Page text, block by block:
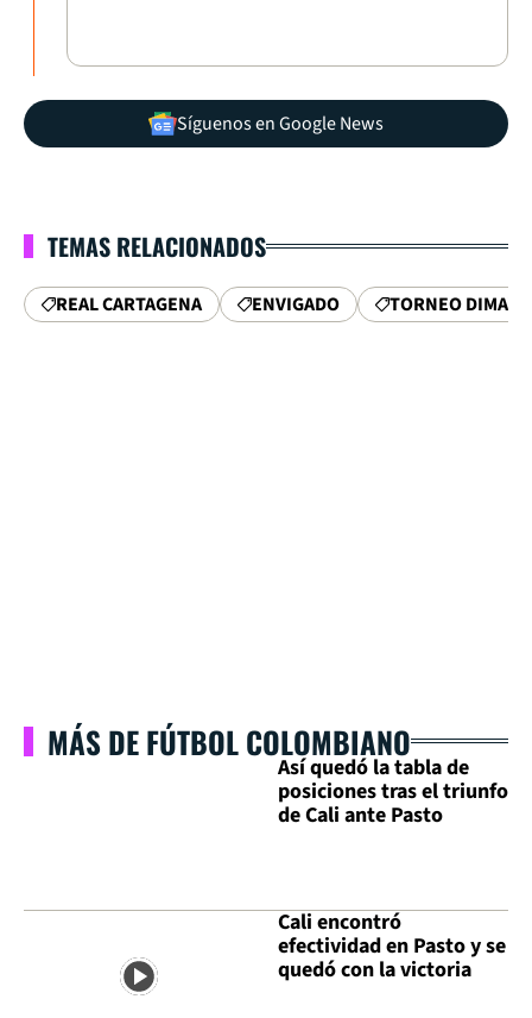
Síguenos en Google News
TEMAS RELACIONADOS
REAL CARTAGENA ENVIGADO TORNEO
MÁS DE FÚTBOL COLOMBIANO
Así quedó la tabla de
posiciones tras el triunfo
de Cali ante Pasto
Cali encontró
efectividad en Pasto y se
quedó con la victoria